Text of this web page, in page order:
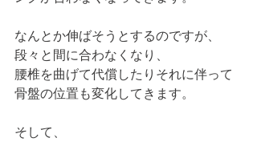
なんとか伸ばそうとするのですが、
段々と間に合わなくなり、
腰椎を曲げて代償したりそれに伴って
骨盤の位置も変化してきます。
そして、